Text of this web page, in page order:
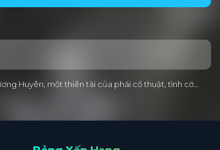
Huyên, một thiên tài của phái cổ thuật, tình cờ…